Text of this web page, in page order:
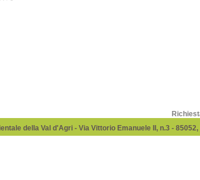
della Val d'Agri - Via Vittorio Emanuele II, n.3 -